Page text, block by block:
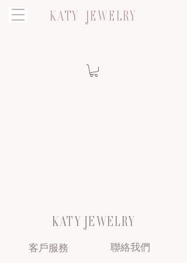
KATY JEWELRY
KATY JEWELRY
客戶服務 聯絡我們